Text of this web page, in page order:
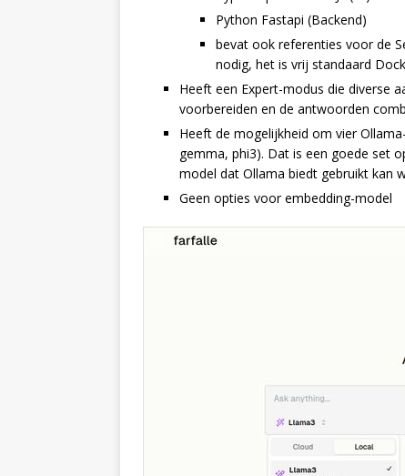
Python Fastapi (Backend)
bevat ook referenties voor de
nodig, het is vrij standaard
Heeft een Expert-modus die diverse
voorbereiden en de antwoorden
Heeft de mogelijkheid om vier
gemma, phi3). Dat is een goede set
model dat Ollama biedt gebruikt kan
Geen opties voor embedding-model